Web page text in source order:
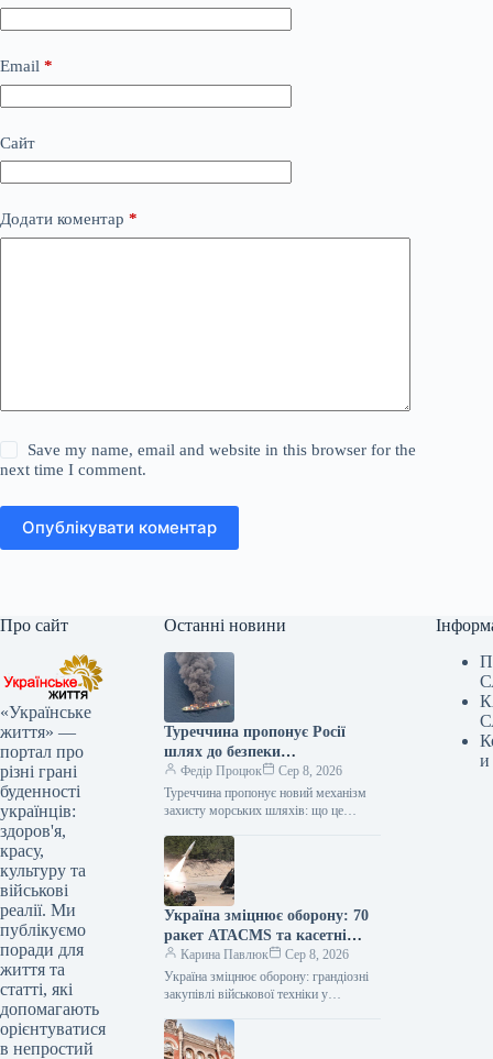
Email *
Сайт
Додати коментар *
Save my name, email and website in this browser for the
next time I comment.
Опублікувати коментар
Про сайт
«Українське
життя» —
портал про
різні грані
буденності
українців:
здоров'я,
красу,
культуру та
військові
реалії. Ми
публікуємо
поради для
життя та
статті, які
допомагають
орієнтуватися
в непростий
Останні новини
Туреччина пропонує Росії
шлях до безпеки
судноплавства в Чорному
морі
Федір Процюк
Сер 8, 2026
Туреччина пропонує новий механізм
захисту морських шляхів: що це
закордонних справ Туреччини Хакан
Фідан анонсував ініціативу…
Україна зміцнює оборону: 70
ракет ATACMS та касетні
боєприпаси від Туреччини.
Карина Павлюк
Сер 8, 2026
Україна зміцнює оборону: грандіозні
закупівлі військової техніки у
здійснила значні придбання
військового оснащення, включаючи 12
и